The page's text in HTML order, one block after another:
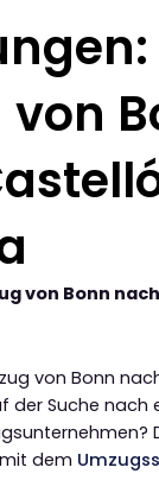
von
von Bonn
von Bonn
der Suche nach
dem